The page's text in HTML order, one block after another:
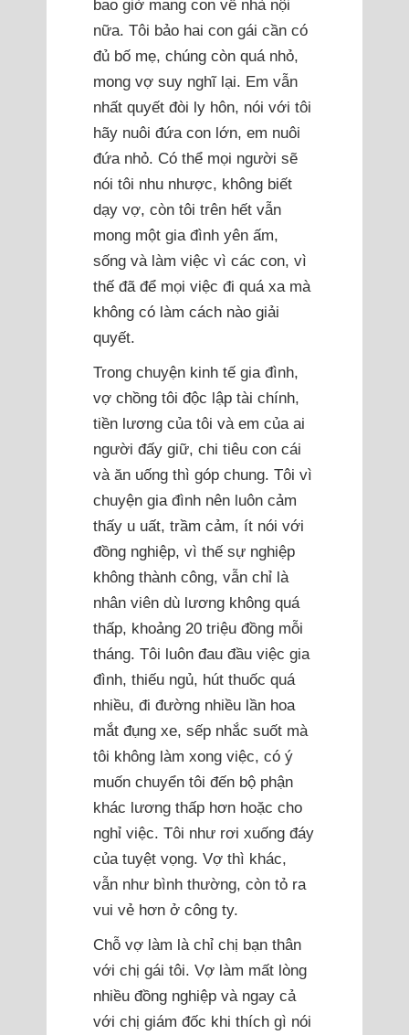
bao giờ mang con về nhà nội
nữa. Tôi bảo hai con gái cần có
đủ bố mẹ, chúng còn quá nhỏ,
mong vợ suy nghĩ lại. Em vẫn
nhất quyết đòi ly hôn, nói với tôi
hãy nuôi đứa con lớn, em nuôi
đứa nhỏ. Có thể mọi người sẽ
nói tôi nhu nhược, không biết
dạy vợ, còn tôi trên hết vẫn
mong một gia đình yên ấm,
sống và làm việc vì các con, vì
thế đã để mọi việc đi quá xa mà
không có làm cách nào giải
quyết.
Trong chuyện kinh tế gia đình,
vợ chồng tôi độc lập tài chính,
tiền lương của tôi và em của ai
người đấy giữ, chi tiêu con cái
và ăn uống thì góp chung. Tôi vì
chuyện gia đình nên luôn cảm
thấy u uất, trầm cảm, ít nói với
đồng nghiệp, vì thế sự nghiệp
không thành công, vẫn chỉ là
nhân viên dù lương không quá
thấp, khoảng 20 triệu đồng mỗi
tháng. Tôi luôn đau đầu việc gia
đình, thiếu ngủ, hút thuốc quá
nhiều, đi đường nhiều lần hoa
mắt đụng xe, sếp nhắc suốt mà
tôi không làm xong việc, có ý
muốn chuyển tôi đến bộ phận
khác lương thấp hơn hoặc cho
nghỉ việc. Tôi như rơi xuống đáy
của tuyệt vọng. Vợ thì khác,
vẫn như bình thường, còn tỏ ra
vui vẻ hơn ở công ty.
Chỗ vợ làm là chỉ chị bạn thân
với chị gái tôi. Vợ làm mất lòng
nhiều đồng nghiệp và ngay cả
với chị giám đốc khi thích gì nói